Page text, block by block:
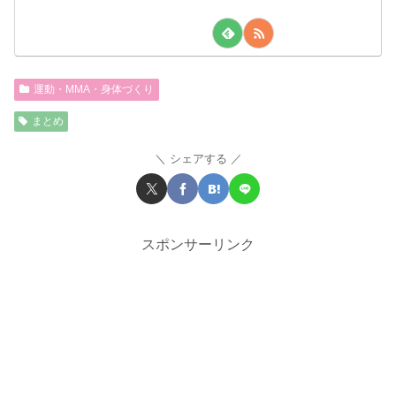
運動・MMA・身体づくり
まとめ
シェアする
スポンサーリンク